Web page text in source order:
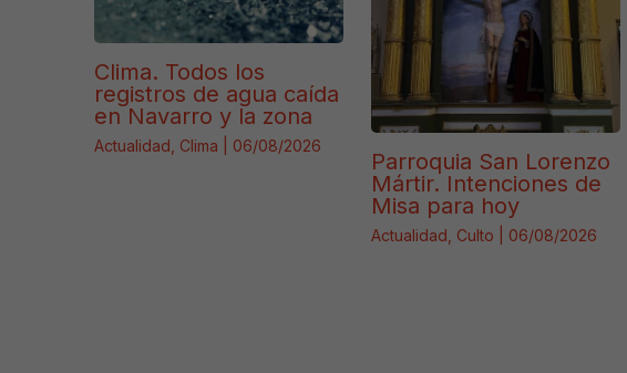
Clima. Todos los
registros de agua caída
en Navarro y la zona
Actualidad Clima 06/08/2026
Parroquia San Lorenzo
Mártir. Intenciones de
Misa para hoy
Actualidad Culto 06/08/2026